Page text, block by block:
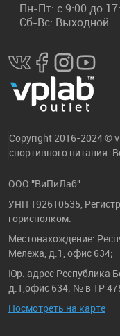
Пн-Пт: с 9:00 до
Сб-Вс: Выходной
Copyright 2016-2024 ©
спортивного питания.
ООО "ВиПиЛаб"
УНП 192610535,
горисполком.
Местонахождение:
Мележа, д.1, офис 634;
Юр. адрес Республика
д.1,офис 634; № в ТР
Посмотреть на карте